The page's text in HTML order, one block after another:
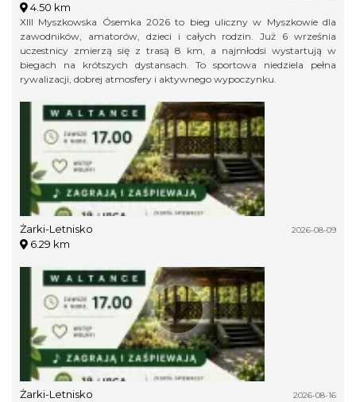
4.50 km
XIII Myszkowska Ósemka 2026 to bieg uliczny w Myszkowie dla
zawodników, amatorów, dzieci i całych rodzin. Już 6 września
uczestnicy zmierzą się z trasą 8 km, a najmłodsi wystartują w
biegach na krótszych dystansach. To sportowa niedziela pełna
rywalizacji, dobrej atmosfery i aktywnego wypoczynku.
Żarki-Letnisko 2026-08-09
6.29 km
Żarki-Letnisko 2026-08-16